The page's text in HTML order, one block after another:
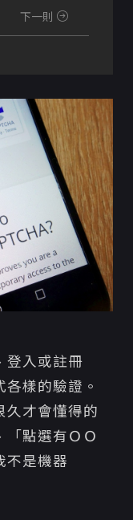
下一則
登入或註冊
樣的驗證。
久才會懂得的
點選有ＯＯ
不是機器